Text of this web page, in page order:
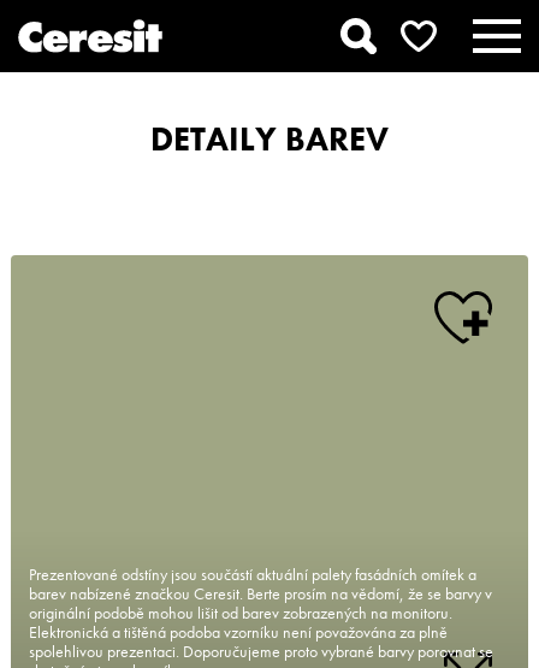
DETAILY BAREV
Prezentované odstíny jsou součástí aktuální palety fasádních omítek a
barev nabízené značkou Ceresit. Berte prosím na vědomí, že se barvy v
originální podobě mohou lišit od barev zobrazených na monitoru.
Elektronická a tištěná podoba vzorníku není považována za plně
spolehlivou prezentaci. Doporučujeme proto vybrané barvy porovnat se